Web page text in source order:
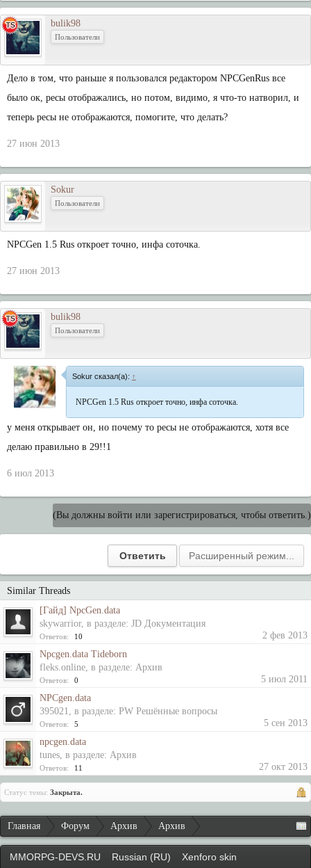
bulik98
Пользователи
Дело в том, что раньше я пользовался редактором NPCGenRus все
было ок, ресы отображались, но потом, видимо, я что-то натворил, и
теперь ресы не отображаются, помогите, что делать?
27 июн 2013
Sokur
Пользователи
NPCGen 1.5 Rus откроет точно, инфа соточка.
27 июн 2013
bulik98
Пользователи
Sokur сказал(а): ↑
NPCGen 1.5 Rus откроет точно, инфа соточка.
у меня открывает он, но почему то ресы не отображаются, хотя все
делаю правильно в 29!!1
6 июл 2013
(Вы должны войти или зарегистрироваться, чтобы ответить.)
Similar Threads
[Гайд] NpcGen.data
skywarrior, в разделе: JD Документация
Ответов: 10
2 фев 2013
Npcgen.data Tideborn
fleks.online, в разделе: Архив
Ответов: 0
5 июл 2011
NPCgen.data
395021, в разделе: PW Решённые вопросы
Ответов: 5
5 сен 2013
npcgen.data
tunes, в разделе: Архив
Ответов: 11 27 окт 2013
Статус темы: Закрыта.
Главная Форум Архив Архив
MMORPG-DEVS.RU Russian (RU) Xenforo skin